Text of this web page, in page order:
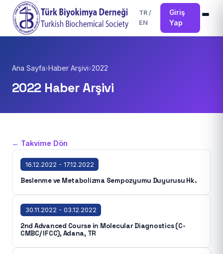
TR /
EN
Giriş
Yap
Ana Sayfa›Haber Arşivi›2022
2022 Haber Arşivi
← Takvime Dön
16.12.2022 - 17.12.2022
Beslenme ve Metabolizma Sempozyumu Duyurusu Hk.
30.11.2022 - 03.12.2022
2nd Advanced Course in Molecular Diagnostics (C-
CMBC/ IFCC), Adana, TR